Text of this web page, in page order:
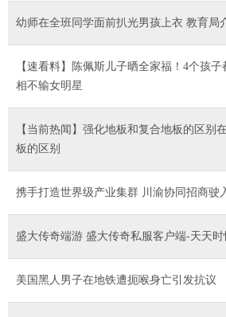
幼师在全班同学面前扒光男孩上衣 教育局
【速看料】陈佩斯儿子晒全家福！4个孩
相不输女明星
【当前热闻】强化地板和复合地板的区别
板的区别
携手打造世界级产业集群 川渝协
盛大传奇端游 盛大传奇私服客户端-天天时
美国黑人男子在地铁遭扼喉身亡引发抗议